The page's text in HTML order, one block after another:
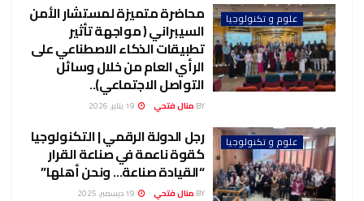
علوم و تكنولوجيا محاضرة متميزة لمستشار الأمن
السيبراني ( مواجهة تأثير
تطبيقات الذكاء الاصطناعي على
الرأي العام من خلال وسائل
التواصل الاجتماعي)..
BY منال فتحي
علوم و تكنولوجيا رجل الدولة الرقمي | التكنولوجيا
كقوة ناعمة في صناعة القرار
“القيادة صناعة… ونحن أهلها”
BY منال فتحي